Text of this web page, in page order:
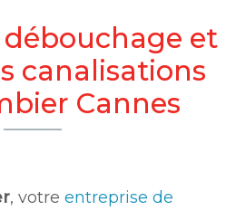
et
canalisations
Cannes
, votre entreprise de